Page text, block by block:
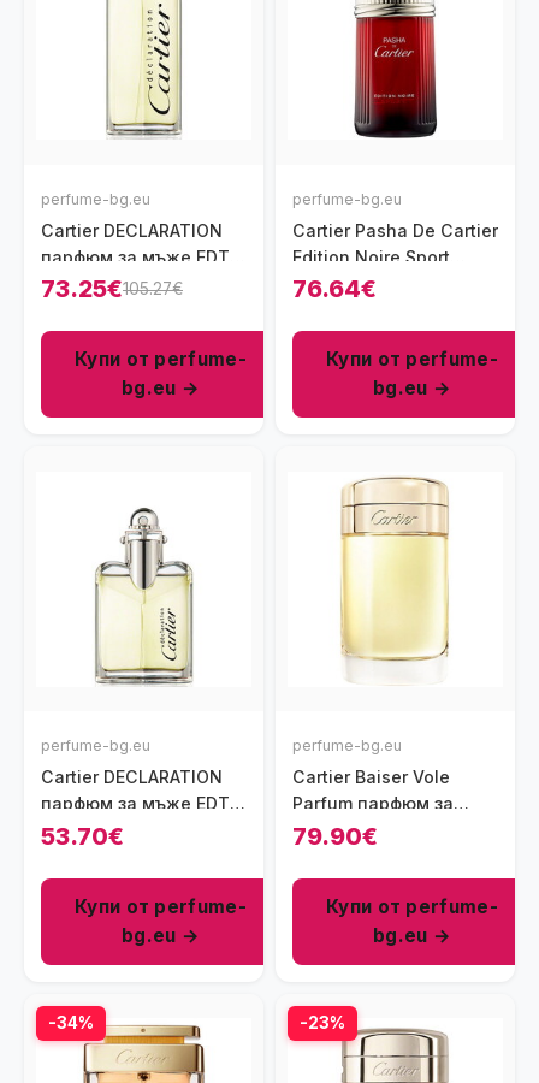
perfume-bg.eu
Cartier DECLARATION
парфюм за мъже EDT
100 мл
73.25€105.27€
Купи от perfume-
bg.eu →
perfume-bg.eu
Cartier Pasha De Cartier
Edition Noire Sport
парфюм за мъже 100
76.64€
Купи от perfume-
bg.eu →
perfume-bg.eu
Cartier DECLARATION
парфюм за мъже EDT
50 мл
53.70€
Купи от perfume-
bg.eu →
perfume-bg.eu
Cartier Baiser Vole
Parfum парфюм за
жени 50 мл
79.90€
Купи от perfume-
bg.eu →
-34% -23%